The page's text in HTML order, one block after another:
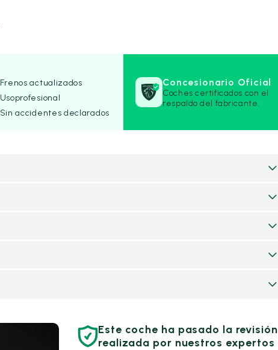
Frenos actualizados
Usoprofesional
Sin accidentes declarados
Concesionario Oficial
Coches certificados con el
respaldo del fabricante.
Este coche ha pasado la revisión
realizada por nuestros expertos